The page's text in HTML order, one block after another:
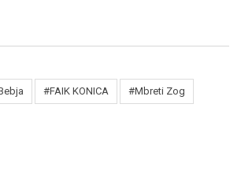
#FAIK KONICA #Mbreti Zog